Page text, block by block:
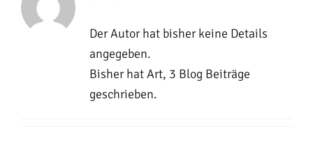
Der Autor hat bisher keine Details
angegeben.
Bisher hat Art, 3 Blog Beiträge
geschrieben.